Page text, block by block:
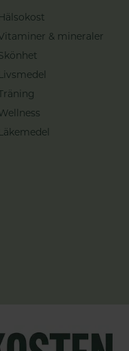
Hälsokost
& mineraler
Livsmedel
Läkemedel